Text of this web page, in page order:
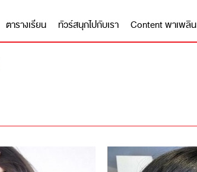
ตารางเรียน ทัวร์สนุกไปกับเรา Content พาเพลิน